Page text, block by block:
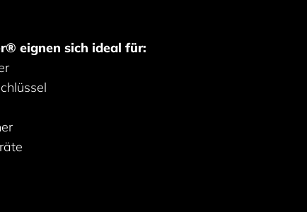
eignen sich ideal für: